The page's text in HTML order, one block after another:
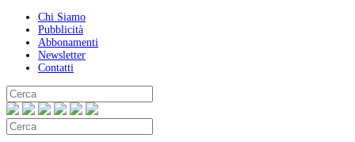
Chi Siamo
Pubblicità
Abbonamenti
Newsletter
Contatti